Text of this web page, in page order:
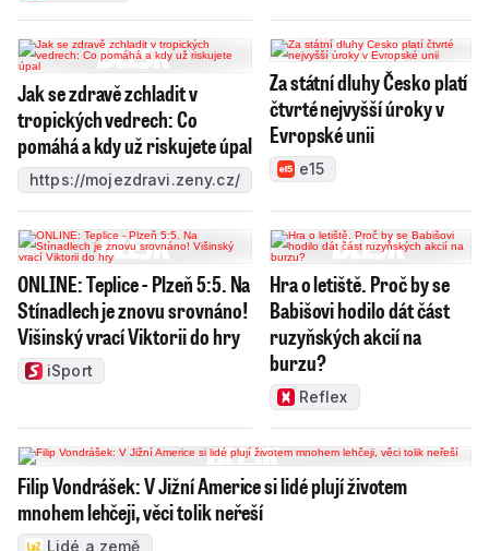
Jak se zdravě zchladit v
tropických vedrech: Co
pomáhá a kdy už riskujete úpal
https://mojezdravi.zeny.cz/
Za státní dluhy Česko platí
čtvrté nejvyšší úroky v
Evropské unii
e15
ONLINE: Teplice - Plzeň 5:5. Na
Stínadlech je znovu srovnáno!
Višinský vrací Viktorii do hry
iSport
Hra o letiště. Proč by se
Babišovi hodilo dát část
ruzyňských akcií na
burzu?
Reflex
Filip Vondrášek: V Jižní Americe si lidé plují životem
mnohem lehčeji, věci tolik neřeší
Lidé a země